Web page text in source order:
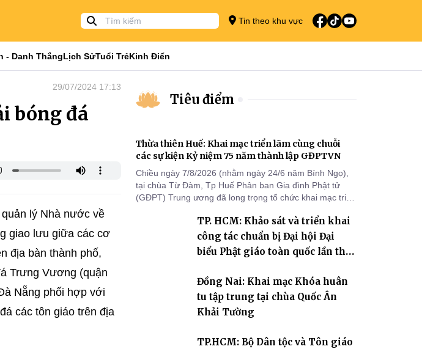
Tin theo khu vực
- Danh ThắngLịch SửTuổi TrẻKinh Điển
29/07/2024 17:13
bóng đá
lý Nhà nước về
giao lưu giữa các cơ
địa bàn thành phố,
Trưng Vương (quận
Nẵng phối hợp với
các tôn giáo trên địa
Tiêu điểm
Thừa thiên Huế: Khai mạc triển lãm cùng chuỗi
các sự kiện Kỷ niệm 75 năm thành lập GĐPTVN
Chiều ngày 7/8/2026 (nhằm ngày 24/6 năm Bính Ngọ),
tại chùa Từ Đàm, Tp Huế Phân ban Gia đình Phật tử
(GĐPT) Trung ương đã long trọng tổ chức khai mạc triển
thành lập GĐPTVN.TP. HCM: Khảo sát và triển khai
công tác chuẩn bị Đại hội Đại
biểu Phật giáo toàn quốc lần thứ
Đồng Nai: Khai mạc Khóa huân
tu tập trung tại chùa Quốc Ân
Khải Tường
TP.HCM: Bộ Dân tộc và Tôn giáo